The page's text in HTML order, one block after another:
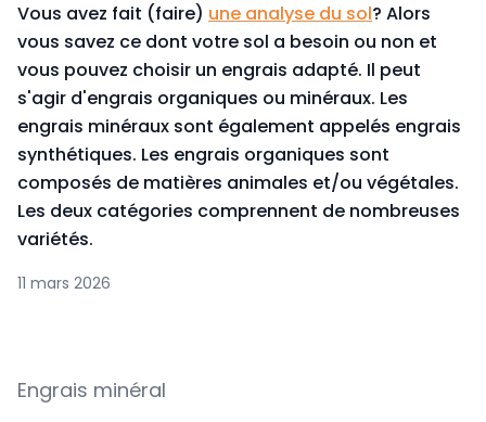
Vous avez fait (faire) une analyse du sol? Alors
vous savez ce dont votre sol a besoin ou non et
vous pouvez choisir un engrais adapté. Il peut
s'agir d'engrais organiques ou minéraux. Les
engrais minéraux sont également appelés engrais
synthétiques. Les engrais organiques sont
composés de matières animales et/ou végétales.
Les deux catégories comprennent de nombreuses
variétés.
11 mars 2026
Engrais minéral